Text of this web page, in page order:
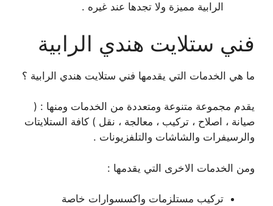
الرابية مميزة ولا تجدها عند غيره .
فني ستلايت هندي الرابية
ما هي الخدمات التي يقدمها فني ستلايت هندي الرابية ؟
يقدم مجموعة متنوعة ومتعددة من الخدمات ومنها : (
صيانة ، اصلاح ، تركيب ، معالجة ، نقل ) كافة الستلايتات
والرسيفرات والشاشات والتلفزيونات .
ومن الخدمات الاخرى التي يقدمها :
تركيب مستلزمات واكسسوارات خاصة